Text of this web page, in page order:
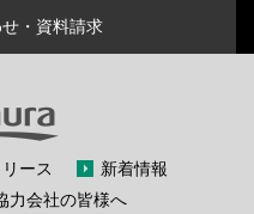
・資料請求
ース
新着情報
力会社の皆様へ